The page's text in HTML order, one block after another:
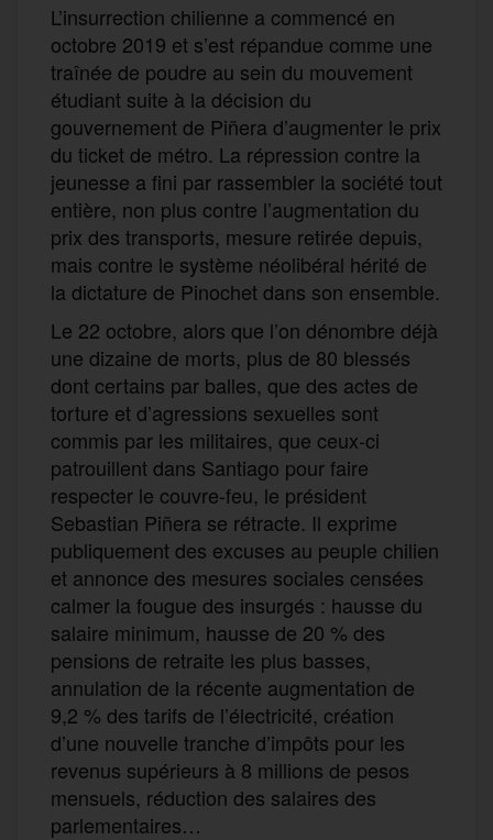
L’insurrection chilienne a commencé en
octobre 2019 et s’est répandue comme une
traînée de poudre au sein du mouvement
étudiant suite à la décision du
gouvernement de Piñera d’augmenter le prix
du ticket de métro. La répression contre la
jeunesse a fini par rassembler la société tout
entière, non plus contre l’augmentation du
prix des transports, mesure retirée depuis,
mais contre le système néolibéral hérité de
la dictature de Pinochet dans son ensemble.
Le 22 octobre, alors que l’on dénombre déjà
une dizaine de morts, plus de 80 blessés
dont certains par balles, que des actes de
torture et d’agressions sexuelles sont
commis par les militaires, que ceux-ci
patrouillent dans Santiago pour faire
respecter le couvre-feu, le président
Sebastian Piñera se rétracte. Il exprime
publiquement des excuses au peuple chilien
et annonce des mesures sociales censées
calmer la fougue des insurgés : hausse du
salaire minimum, hausse de 20 % des
pensions de retraite les plus basses,
annulation de la récente augmentation de
9,2 % des tarifs de l’électricité, création
d’une nouvelle tranche d’impôts pour les
revenus supérieurs à 8 millions de pesos
mensuels, réduction des salaires des
parlementaires…